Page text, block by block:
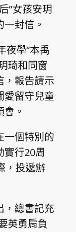
”女孩安玥
封信。
夜學“本禹
琦和同窗
，報告請示
愛留守兒童
。
一個特別的
行20周
，投遞辦
，總書記充
英勇肩負